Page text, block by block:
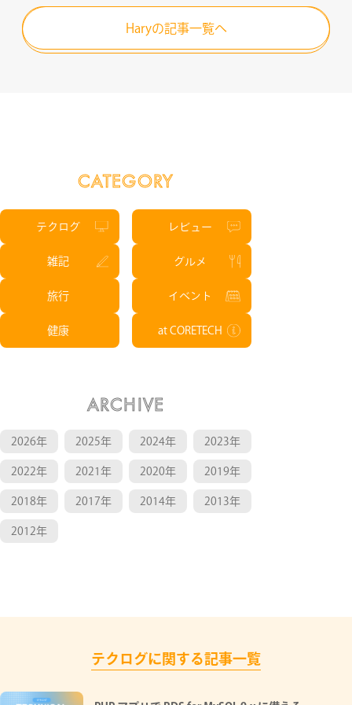
CATEGORY
テクログ レビュー
雑記 グルメ
旅行 イベント
健康 at CORETECH
ARCHIVE
2026年 2025年 2024年 2023年
2022年 2021年 2020年 2019年
2018年 2017年 2014年 2013年
2012年
Haryの記事一覧へ
テクログに関する記事一覧